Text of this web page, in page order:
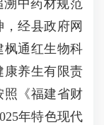
溯中药材规范
经县政府网
枫通红生物科
康养生有限责
照《福建省财
年特色现代